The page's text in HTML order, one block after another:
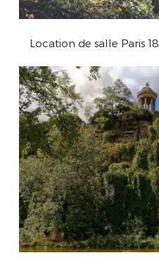
Location de salle Paris 18